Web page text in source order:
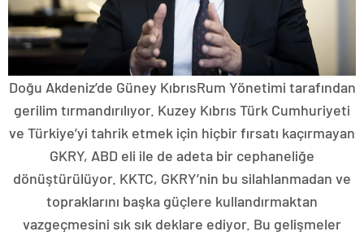
Doğu Akdeniz’de Güney KıbrısRum Yönetimi tarafından
gerilim tırmandırılıyor. Kuzey Kıbrıs Türk Cumhuriyeti
ve Türkiye’yi tahrik etmek için hiçbir fırsatı kaçırmayan
GKRY, ABD eli ile de adeta bir cephaneliğe
dönüştürülüyor. KKTC, GKRY’nin bu silahlanmadan ve
topraklarını başka güçlere kullandırmaktan
vazgeçmesini sık sık deklare ediyor. Bu gelişmeler